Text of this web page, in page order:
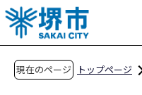
こ
の
ペ
現在のページ トップページ